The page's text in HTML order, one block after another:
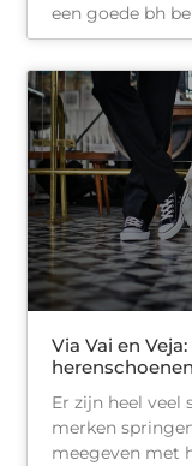
een goede bh
Via Vai en
herenschoenen
Er zijn heel
merken
meegeven met